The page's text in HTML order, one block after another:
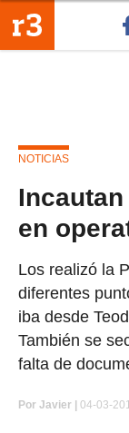
NOTICIAS
en
Los realizó la
diferentes
iba desde
También se
falta de
Por Javier | 04-03-